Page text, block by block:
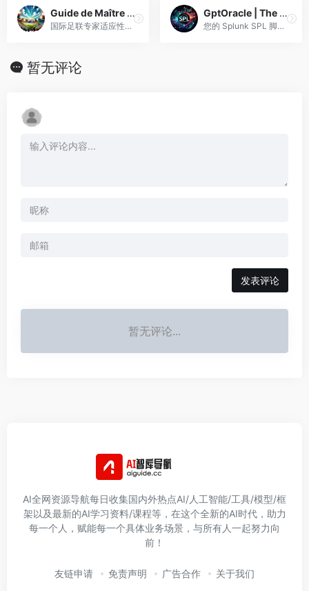
Guide de Maître FIFA
国际足联专家适应性强，个性化顾问，为您带来乐趣。
GptOracle | The SPL Scripting Expert
您的 Splunk SPL 脚本编写和数据分析首选专家。
暂无评论
发表评论
暂无评论...
AI全网资源导航每日收集国内外热点AI/人工智能/工具/模型/框
架以及最新的AI学习资料/课程等，在这个全新的AI时代，助力
每一个人，赋能每一个具体业务场景，与所有人一起努力向
前！
友链申请 免责声明 广告合作 关于我们